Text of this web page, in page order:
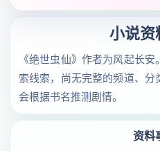
小说资
《绝世虫仙》作者为风起长
索线索，尚无完整的频道、
会根据书名推测剧情。
资料